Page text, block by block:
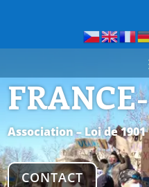
Association – Loi de 1901
CONTACT